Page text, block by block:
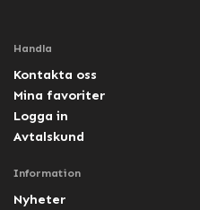
Handla
Kontakta oss
Mina favoriter
Logga in
Avtalskund
Information
Nyheter